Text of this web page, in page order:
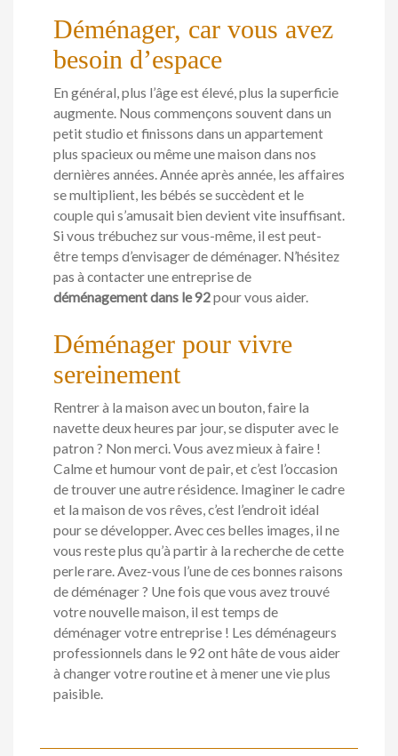
Déménager, car vous avez
besoin d’espace
En général, plus l’âge est élevé, plus la superficie
augmente. Nous commençons souvent dans un
petit studio et finissons dans un appartement
plus spacieux ou même une maison dans nos
dernières années. Année après année, les affaires
se multiplient, les bébés se succèdent et le
couple qui s’amusait bien devient vite insuffisant.
Si vous trébuchez sur vous-même, il est peut-
être temps d’envisager de déménager. N’hésitez
pas à contacter une entreprise de
déménagement dans le 92pour vous aider.
Déménager pour vivre
sereinement
Rentrer à la maison avec un bouton, faire la
navette deux heures par jour, se disputer avec le
patron ? Non merci. Vous avez mieux à faire !
Calme et humour vont de pair, et c’est l’occasion
de trouver une autre résidence. Imaginer le cadre
et la maison de vos rêves, c’est l’endroit idéal
pour se développer. Avec ces belles images, il ne
vous reste plus qu’à partir à la recherche de cette
perle rare. Avez-vous l’une de ces bonnes raisons
de déménager ? Une fois que vous avez trouvé
votre nouvelle maison, il est temps de
déménager votre entreprise ! Les déménageurs
professionnels dans le 92 ont hâte de vous aider
à changer votre routine et à mener une vie plus
paisible.